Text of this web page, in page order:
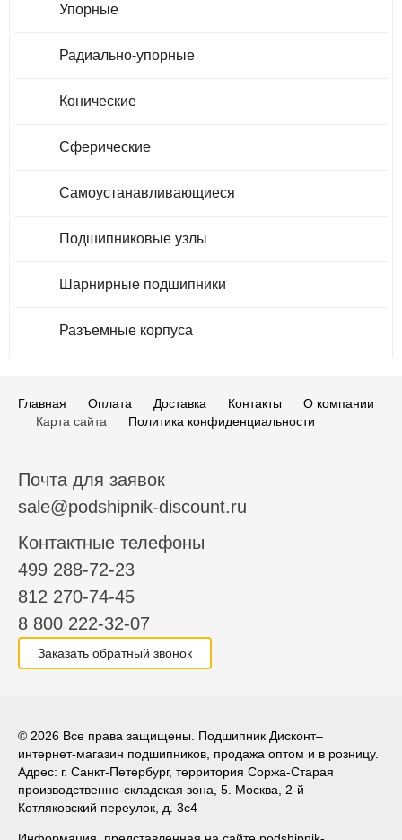
Упорные
Радиально-упорные
Конические
Сферические
Самоустанавливающиеся
Подшипниковые узлы
Шарнирные подшипники
Разъемные корпуса
Главная Оплата Доставка Контакты
О компании
Карта сайта
Политика конфиденциальности
Почта для заявок
sale@podshipnik-discount.ru
Контактные телефоны
499 288-72-23
812 270-74-45
8 800 222-32-07
Заказать обратный звонок
© 2026 Все права защищены. Подшипник Дисконт–
интернет-магазин подшипников, продажа оптом и в розницу.
Адрес: г. Санкт-Петербург, территория Соржа-Старая
производственно-складская зона, 5. Москва, 2-й
Котляковский переулок, д. 3с4